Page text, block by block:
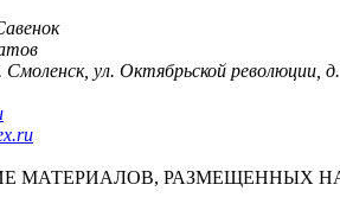
Смоленск, ул. Октябрьской революции,
МАТЕРИАЛОВ, РАЗМЕЩЕННЫХ